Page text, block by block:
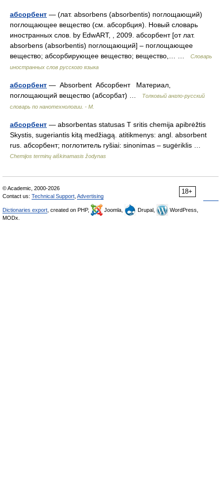
абсорбент — (лат. absorbens (absorbentis) поглощающий)
поглощающее вещество (см. абсорбция). Новый словарь
иностранных слов. by EdwART, , 2009. абсорбент [от лат.
absorbens (absorbentis) поглощающий] – поглощающее
вещество; абсорбирующее вещество; вещество,… …
Словарь
иностранных слов русского языка
абсорбент — Absorbent Абсорбент Материал,
поглощающий вещество (абсорбат) …
Толковый англо-русский
словарь по нанотехнологии. - М.
абсорбент — absorbentas statusas T sritis chemija apibrėžtis
Skystis, sugeriantis kitą medžiagą. atitikmenys: angl. absorbent
rus. абсорбент; поглотитель ryšiai: sinonimas – sugėriklis …
Chemijos terminų aiškinamasis žodynas
18+
© Academic, 2000-2026
Contact us: Technical Support Advertising
Dictionaries export , created on PHP, Joomla, Drupal,
WordPress,
MODx.